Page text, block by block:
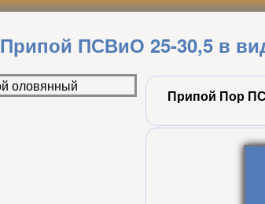
Припой ПСВиО 25-30,5 в
Припой Пор